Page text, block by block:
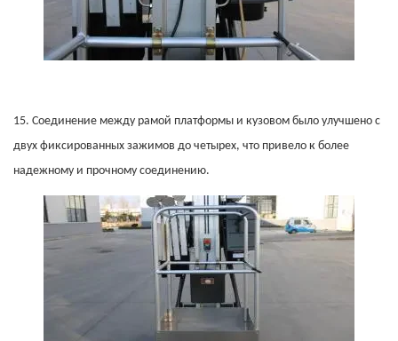
15. Соединение между рамой платформы и кузовом было улучшено с
двух фиксированных зажимов до четырех, что привело к более
надежному и прочному соединению.